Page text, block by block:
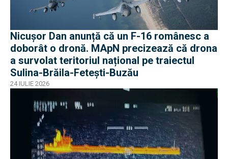
Nicușor Dan anunță că un F-16 românesc a
doborât o dronă. MApN precizează că drona
a survolat teritoriul național pe traiectul
Sulina-Brăila-Fetești-Buzău
24 IULIE 2026